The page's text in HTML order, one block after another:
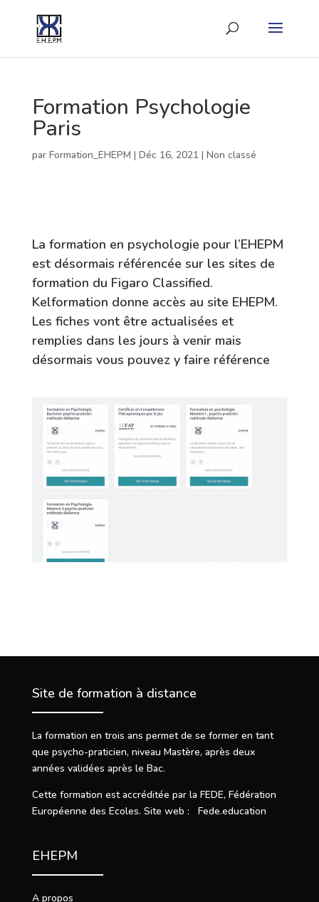
Formation Psychologie
Paris
par Formation_EHEPM | Déc 16, 2021 | Non classé
La formation en psychologie pour l’EHEPM
est désormais référencée sur les sites de
formation du Figaro Classified.
Kelformation donne accès au site EHEPM.
Les fiches vont être actualisées et
remplies dans les jours à venir mais
désormais vous pouvez y faire référence
Site de formation à distance
La formation en trois ans permet de se former en tant
que psycho-praticien, niveau Mastère, après deux
années validées après le Bac.
Cette formation est accréditée par la FEDE, Fédération
Européenne des Ecoles. Site web : Fede.education
EHEPM
A propos